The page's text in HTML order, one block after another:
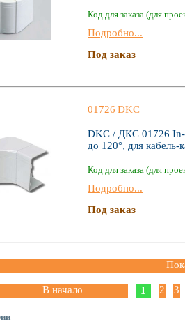
Код для заказа (для
Подробно...
Под заказ
01726 DKC
DKC / ДКС 01726 In-
до 120°, для
Код для заказа (для
Подробно...
Под заказ
В начало 1 2 3